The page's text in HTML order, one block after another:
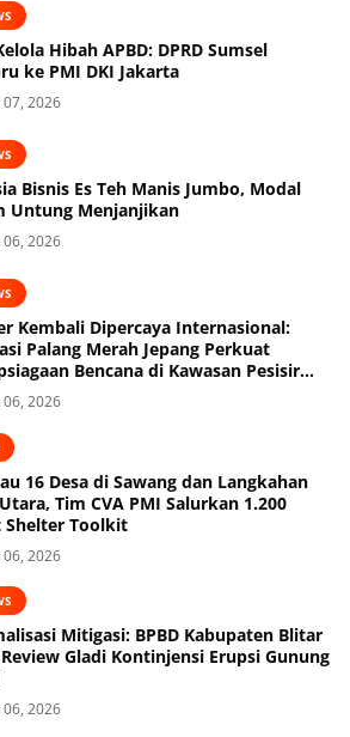
Hibah APBD: DPRD Sumsel
ke PMI DKI Jakarta
2026
Bisnis Es Teh Manis Jumbo, Modal
Untung Menjanjikan
2026
Kembali Dipercaya Internasional:
Palang Merah Jepang Perkuat
Bencana di Kawasan Pesisir
2026
16 Desa di Sawang dan Langkahan
Tim CVA PMI Salurkan 1.200
Shelter Toolkit
2026
Mitigasi: BPBD Kabupaten Blitar
Gladi Kontinjensi Erupsi Gunung
2026